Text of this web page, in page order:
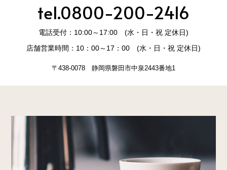
tel.0800-200-2416
電話受付：10:00～17:00 (水・日・祝 定休日)
店舗営業時間：10：00～17：00 (水・日・祝 定休日)
〒438-0078 静岡県磐田市中泉2443番地1